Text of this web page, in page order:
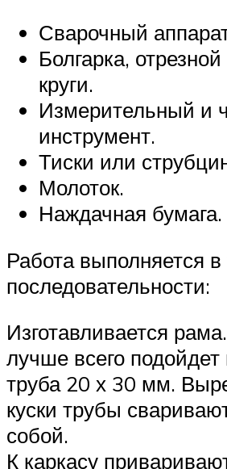
Сварочный
Болгарка,
круги.
Измерительный и
инструмент.
Тиски или
Молоток.
Наждачная бумага.
Работа выполняется в
последовательности:
Изготавливается
лучше всего
труба 20 х 30 мм.
куски трубы
собой.
К каркасу